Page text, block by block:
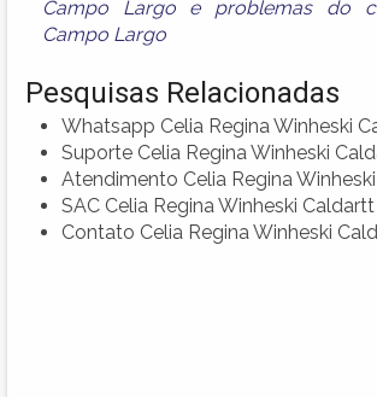
Campo Largoe problemas do
Campo Largo
Pesquisas Relacionadas
Whatsapp Celia Regina Winheski
Suporte Celia Regina Winheski
Atendimento Celia Regina
SAC Celia Regina Winheski Caldartt
Contato Celia Regina Winheski